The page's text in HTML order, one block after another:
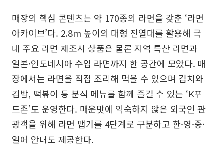
매장의 핵심 콘텐츠는 약 170종의 라면을 갖춘 ‘라면
아카이브’다. 2.8m 높이의 대형 진열대를 활용해 국
내 주요 라면 제조사 상품은 물론 지역 특산 라면과
일본·인도네시아 수입 라면까지 한 공간에 모았다. 매
장에서는 라면을 직접 조리해 먹을 수 있으며 김치와
김밥, 떡볶이 등 분식 메뉴를 함께 즐길 수 있는 ‘K푸
드존’도 운영한다. 매운맛에 익숙하지 않은 외국인 관
광객을 위해 라면 맵기를 4단계로 구분하고 한·영·중·
일어 안내도 제공한다.